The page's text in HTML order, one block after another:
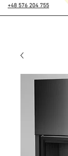
+48 576 204 755